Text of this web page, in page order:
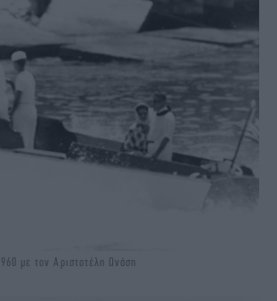
με τον Αριστοτέλη Ωνάση